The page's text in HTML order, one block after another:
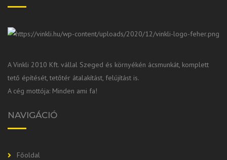
A Vinkli 2010 Kft. vállal Szeged és környékén ácsmunkát, komplett
tető építését, tetőtér átalakítást, felújítást is.
A cég mottója: Minden ami fa!
NAVIGÁCIÓ
Főoldal